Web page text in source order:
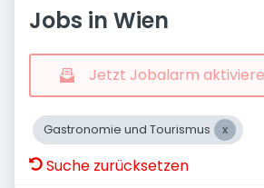
Jobs in Wien
Jetzt Jobalarm
Gastronomie und Tourismus
Suche zurücksetzen